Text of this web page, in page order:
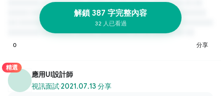
解鎖 387 字完整內容
32 人已看過
0 分享
精選
應用UI設計師
視訊面試·2021.07.13 分享